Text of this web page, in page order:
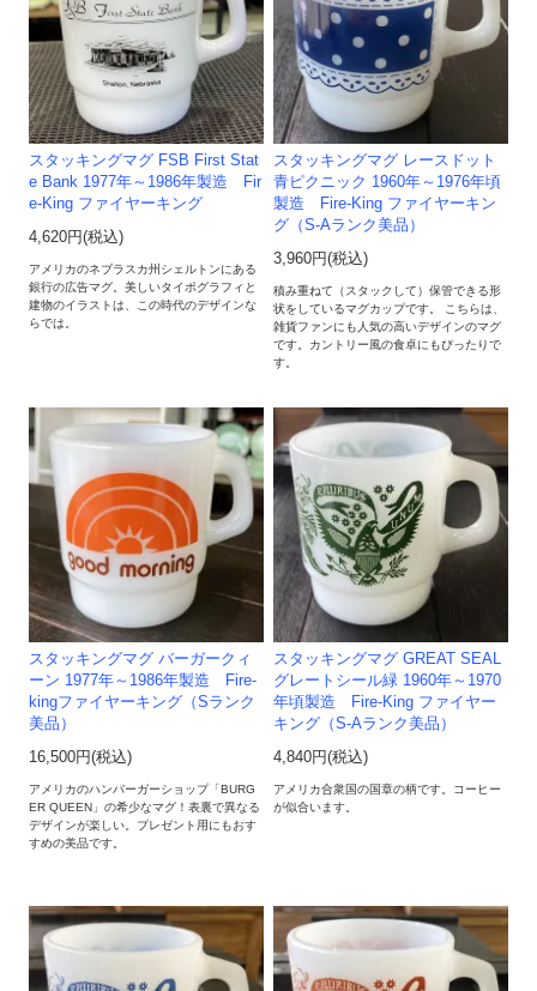
スタッキングマグ FSB First Stat
e Bank 1977年～1986年製造 Fir
e-King ファイヤーキング
4,620円(税込)
アメリカのネブラスカ州シェルトンにある
銀行の広告マグ。美しいタイポグラフィと
建物のイラストは、この時代のデザインな
らでは。
スタッキングマグ レースドット
青ピクニック 1960年～1976年頃
製造 Fire-King ファイヤーキン
グ（S-Aランク美品）
3,960円(税込)
積み重ねて（スタックして）保管できる形
状をしているマグカップです。 こちらは、
雑貨ファンにも人気の高いデザインのマグ
です。カントリー風の食卓にもぴったりで
す。
スタッキングマグ バーガークィ
ーン 1977年～1986年製造 Fire-
kingファイヤーキング（Sランク
美品）
16,500円(税込)
アメリカのハンバーガーショップ「BURG
ER QUEEN」の希少なマグ！表裏で異なる
デザインが楽しい。プレゼント用にもおす
すめの美品です。
スタッキングマグ GREAT SEAL
グレートシール緑 1960年～1970
年頃製造 Fire-King ファイヤー
キング（S-Aランク美品）
4,840円(税込)
アメリカ合衆国の国章の柄です。コーヒー
が似合います。